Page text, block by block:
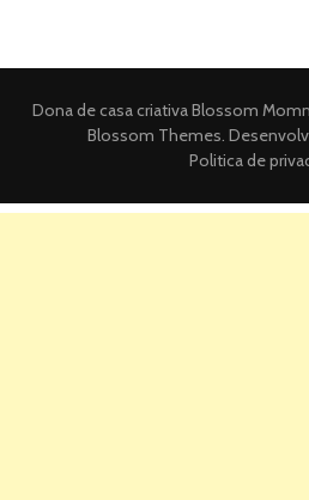
Dona de casa criativaBlossom
Blossom Themes.
Politica de